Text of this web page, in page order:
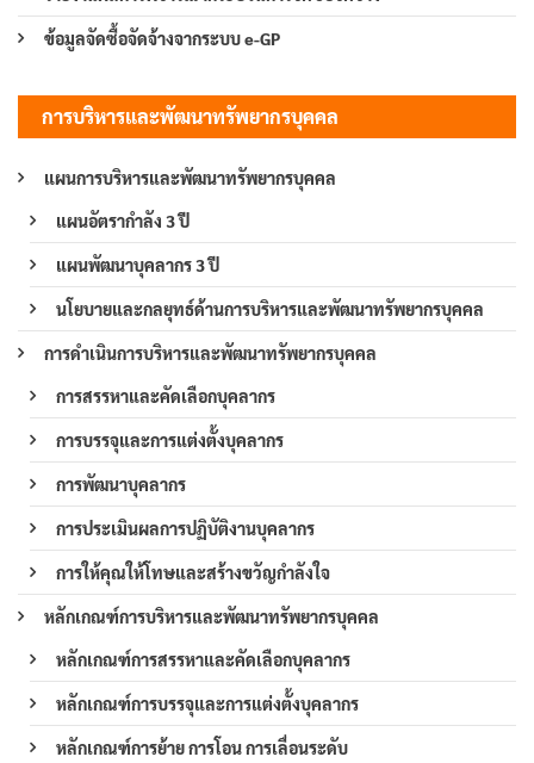
ข้อมูลจัดซื้อจัดจ้างจากระบบ e-GP
การบริหารและพัฒนาทรัพยากรบุคคล
แผนการบริหารและพัฒนาทรัพยากรบุคคล
แผนอัตรากำลัง 3 ปี
แผนพัฒนาบุคลากร 3 ปี
นโยบายและกลยุทธ์ด้านการบริหารและพัฒนาทรัพยากรบุคคล
การดำเนินการบริหารและพัฒนาทรัพยากรบุคคล
การสรรหาและคัดเลือกบุคลากร
การบรรจุและการแต่งตั้งบุคลากร
การพัฒนาบุคลากร
การประเมินผลการปฏิบัติงานบุคลากร
การให้คุณให้โทษและสร้างขวัญกำลังใจ
หลักเกณฑ์การบริหารและพัฒนาทรัพยากรบุคคล
หลักเกณฑ์การสรรหาและคัดเลือกบุคลากร
หลักเกณฑ์การบรรจุและการแต่งตั้งบุคลากร
หลักเกณฑ์การย้าย การโอน การเลื่อนระดับ